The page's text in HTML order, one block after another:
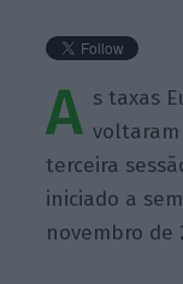
A s taxas
terceira
iniciado a
novembro de